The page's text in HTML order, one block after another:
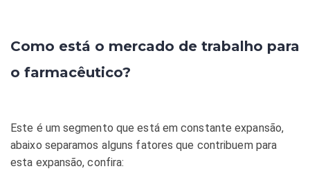
Como está o mercado de trabalho para
o farmacêutico?
Este é um segmento que está em constante expansão,
abaixo separamos alguns fatores que contribuem para
esta expansão, confira: